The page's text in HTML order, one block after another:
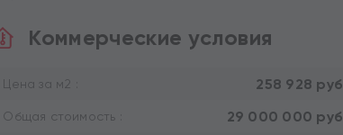
Коммерческие условия
Цена за м2 : 258 928 руб
Общая стоимость : 29 000 000 руб